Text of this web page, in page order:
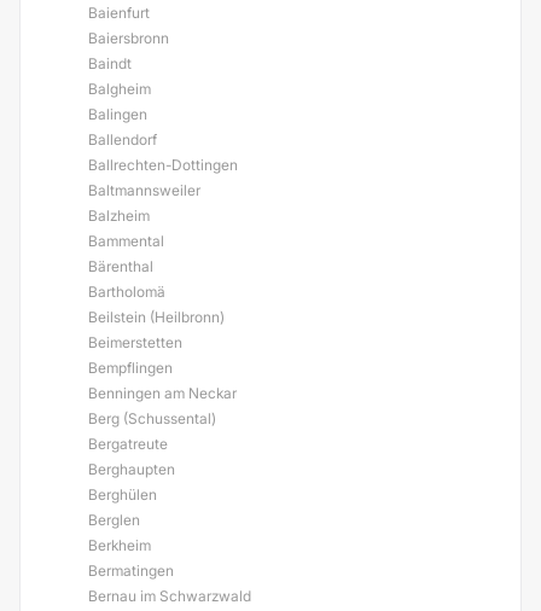
Baienfurt
Baiersbronn
Baindt
Balgheim
Balingen
Ballendorf
Ballrechten-Dottingen
Baltmannsweiler
Balzheim
Bammental
Bärenthal
Bartholomä
Beilstein (Heilbronn)
Beimerstetten
Bempflingen
Benningen am Neckar
Berg (Schussental)
Bergatreute
Berghaupten
Berghülen
Berglen
Berkheim
Bermatingen
Bernau im Schwarzwald